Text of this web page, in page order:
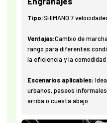
Tipo:SHIMANO 7
Ventajas:Cambio de
rango para diferentes
la eficiencia y la
Escenarios aplicables:
urbanos, paseos
arriba o cuesta abajo.